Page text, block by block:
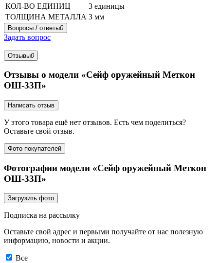
КОЛ-ВО ЕДИНИЦ
3 единицы
ТОЛЩИНА МЕТАЛЛА 3 мм
Вопросы / ответы0
Задать вопрос
Отзывы0
Отзывы о модели «Сейф оружейный Меткон
ОШ-33П»
Написать отзыв
У этого товара ещё нет отзывов. Есть чем поделиться?
Оставьте свой отзыв.
Фото покупателей
Фотографии модели «Сейф оружейный Меткон
ОШ-33П»
Загрузить фото
Подписка на рассылку
Оставьте свой адрес и первыми получайте от нас полезную
информацию, новости и акции.
Все